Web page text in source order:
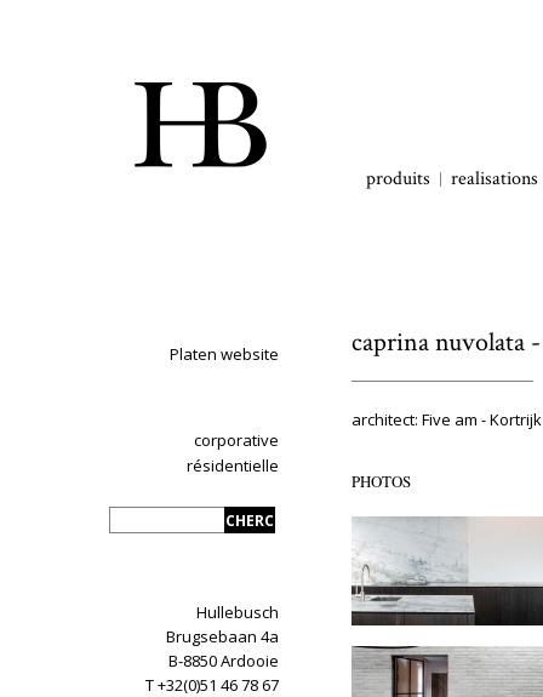
produits realisations
Platen website
corporative
résidentielle
Hullebusch
Brugsebaan 4a
B-8850 Ardooie
T +32(0)51 46 78 67
caprina nuvolata
architect: Five am - Kortrijk
PHOTOS